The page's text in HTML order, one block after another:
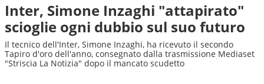
Inter, Simone Inzaghi "attapirato"
scioglie ogni dubbio sul suo futuro
Il tecnico dell'Inter, Simone Inzaghi, ha ricevuto il secondo
Tapiro d'oro dell'anno, consegnato dalla trasmissione Mediaset
"Striscia La Notizia" dopo il mancato scudetto